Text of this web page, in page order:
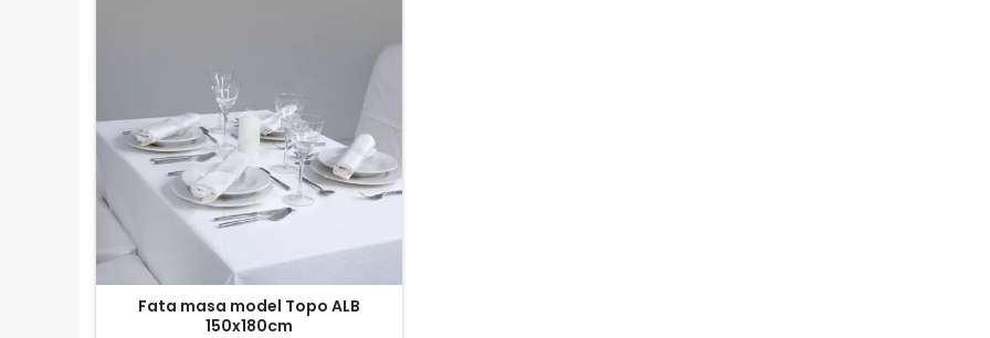
Fata masa model Topo ALB
150x180cm